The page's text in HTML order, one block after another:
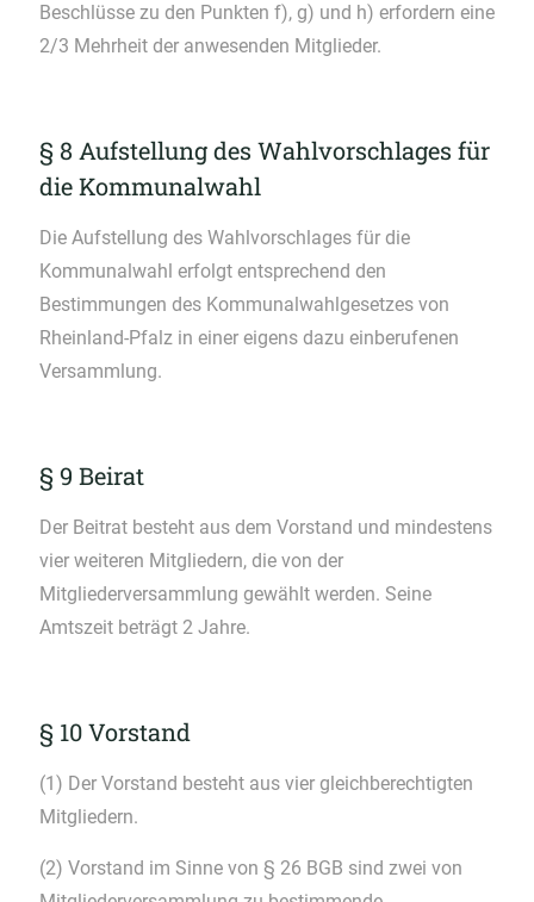
Beschlüsse zu den Punkten f), g) und h) erfordern eine
2/3 Mehrheit der anwesenden Mitglieder.
§ 8 Aufstellung des Wahlvorschlages für
die Kommunalwahl
Die Aufstellung des Wahlvorschlages für die
Kommunalwahl erfolgt entsprechend den
Bestimmungen des Kommunalwahlgesetzes von
Rheinland-Pfalz in einer eigens dazu einberufenen
Versammlung.
§ 9 Beirat
Der Beitrat besteht aus dem Vorstand und mindestens
vier weiteren Mitgliedern, die von der
Mitgliederversammlung gewählt werden. Seine
Amtszeit beträgt 2 Jahre.
§ 10 Vorstand
(1) Der Vorstand besteht aus vier gleichberechtigten
Mitgliedern.
(2) Vorstand im Sinne von § 26 BGB sind zwei von